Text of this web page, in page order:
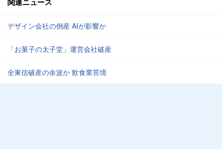
デザイン会社の倒産 AIが影響か
「お菓子の太子堂」運営会社破産
全東信破産の余波か 飲食業苦境